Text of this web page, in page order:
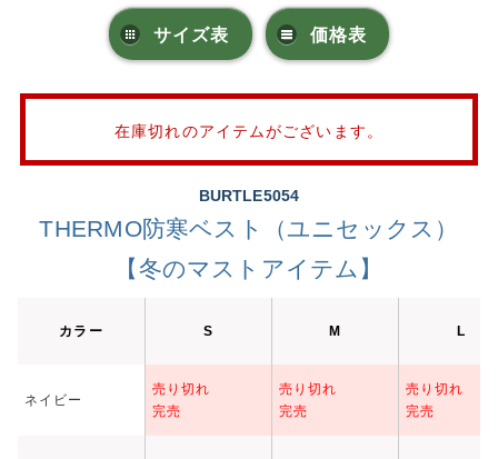
サイズ表 価格表
在庫切れのアイテムがございます。
BURTLE5054
THERMO防寒ベスト（ユニセックス）
【冬のマストアイテム】
カラー S M L
ネイビー
売り切れ
完売
売り切れ
完売
売り切れ
完売